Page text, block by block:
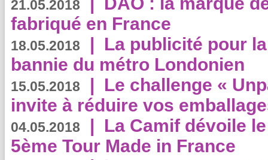
21.05.2018
fabriqué en France
18.05.2018 | La publicité pour
bannie du métro Londonien
15.05.2018 | Le challenge «
invite à réduire vos
04.05.2018 | La Camif dévoile
5ème Tour Made in France